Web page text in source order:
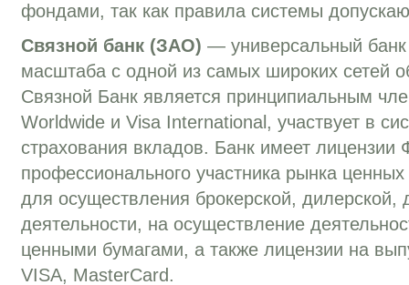
фондами, так как правила системы
Связной банк (ЗАО) — универсальный
масштаба с одной из самых широких сетей
Связной Банк является принципиальным
Worldwide и Visa International, участвует в
страхования вкладов. Банк имеет
профессионального участника рынка
для осуществления брокерской, дилерской,
деятельности, на осуществление
ценными бумагами, а также лицензии на
VISA, MasterCard.